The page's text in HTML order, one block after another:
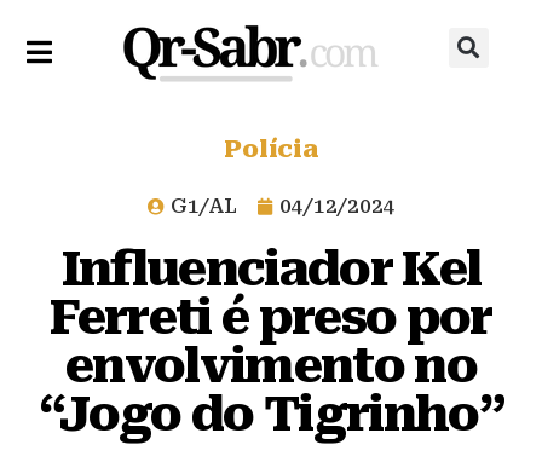
Polícia
G1/AL 04/12/2024
Influenciador Kel
Ferreti é preso por
envolvimento no
“Jogo do Tigrinho”